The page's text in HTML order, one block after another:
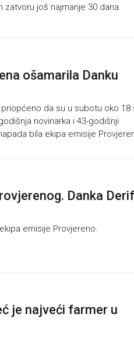
još najmanje 30 dana.
ošamarila Danku
da su u subotu oko 18
novinarka i 43-godišnji
bila ekipa emisije
Danka
emisije Provjereno.
je najveći farmer u